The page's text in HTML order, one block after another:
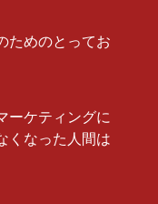
ためのとってお
ーケティングに
くなった人間は